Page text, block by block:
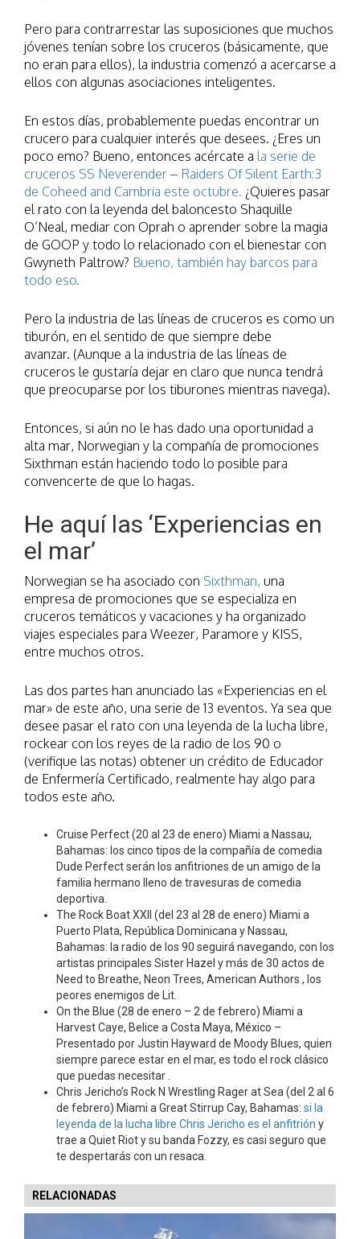
Pero para contrarrestar las suposiciones que muchos
jóvenes tenían sobre los cruceros (básicamente, que
no eran para ellos), la industria comenzó a acercarse a
ellos con algunas asociaciones inteligentes.
En estos días, probablemente puedas encontrar un
crucero para cualquier interés que desees. ¿Eres un
poco emo? Bueno, entonces acércate a la serie de
cruceros SS Neverender – Raiders Of Silent Earth:3
de Coheed and Cambria este octubre. ¿Quieres pasar
el rato con la leyenda del baloncesto Shaquille
O’Neal, mediar con Oprah o aprender sobre la magia
de GOOP y todo lo relacionado con el bienestar con
Gwyneth Paltrow? Bueno, también hay barcos para
todo eso.
Pero la industria de las líneas de cruceros es como un
tiburón, en el sentido de que siempre debe
avanzar. (Aunque a la industria de las líneas de
cruceros le gustaría dejar en claro que nunca tendrá
que preocuparse por los tiburones mientras navega).
Entonces, si aún no le has dado una oportunidad a
alta mar, Norwegian y la compañía de promociones
Sixthman están haciendo todo lo posible para
convencerte de que lo hagas.
He aquí las ‘Experiencias en
el mar’
Norwegian se ha asociado con Sixthman, una
empresa de promociones que se especializa en
cruceros temáticos y vacaciones y ha organizado
viajes especiales para Weezer, Paramore y KISS,
entre muchos otros.
Las dos partes han anunciado las «Experiencias en el
mar» de este año, una serie de 13 eventos. Ya sea que
desee pasar el rato con una leyenda de la lucha libre,
rockear con los reyes de la radio de los 90 o
(verifique las notas) obtener un crédito de Educador
de Enfermería Certificado, realmente hay algo para
todos este año.
Cruise Perfect (20 al 23 de enero) Miami a Nassau,
Bahamas: los cinco tipos de la compañía de comedia
Dude Perfect serán los anfitriones de un amigo de la
familia hermano lleno de travesuras de comedia
deportiva.
The Rock Boat XXII (del 23 al 28 de enero) Miami a
Puerto Plata, República Dominicana y Nassau,
Bahamas: la radio de los 90 seguirá navegando, con los
artistas principales Sister Hazel y más de 30 actos de
Need to Breathe, Neon Trees, American Authors , los
peores enemigos de Lit.
On the Blue (28 de enero – 2 de febrero) Miami a
Harvest Caye, Belice a Costa Maya, México –
Presentado por Justin Hayward de Moody Blues, quien
siempre parece estar en el mar, es todo el rock clásico
que puedas necesitar .
Chris Jericho’s Rock N Wrestling Rager at Sea (del 2 al 6
de febrero) Miami a Great Stirrup Cay, Bahamas: si la
leyenda de la lucha libre Chris Jericho es el anfitrión y
trae a Quiet Riot y su banda Fozzy, es casi seguro que
te despertarás con un resaca.
RELACIONADAS